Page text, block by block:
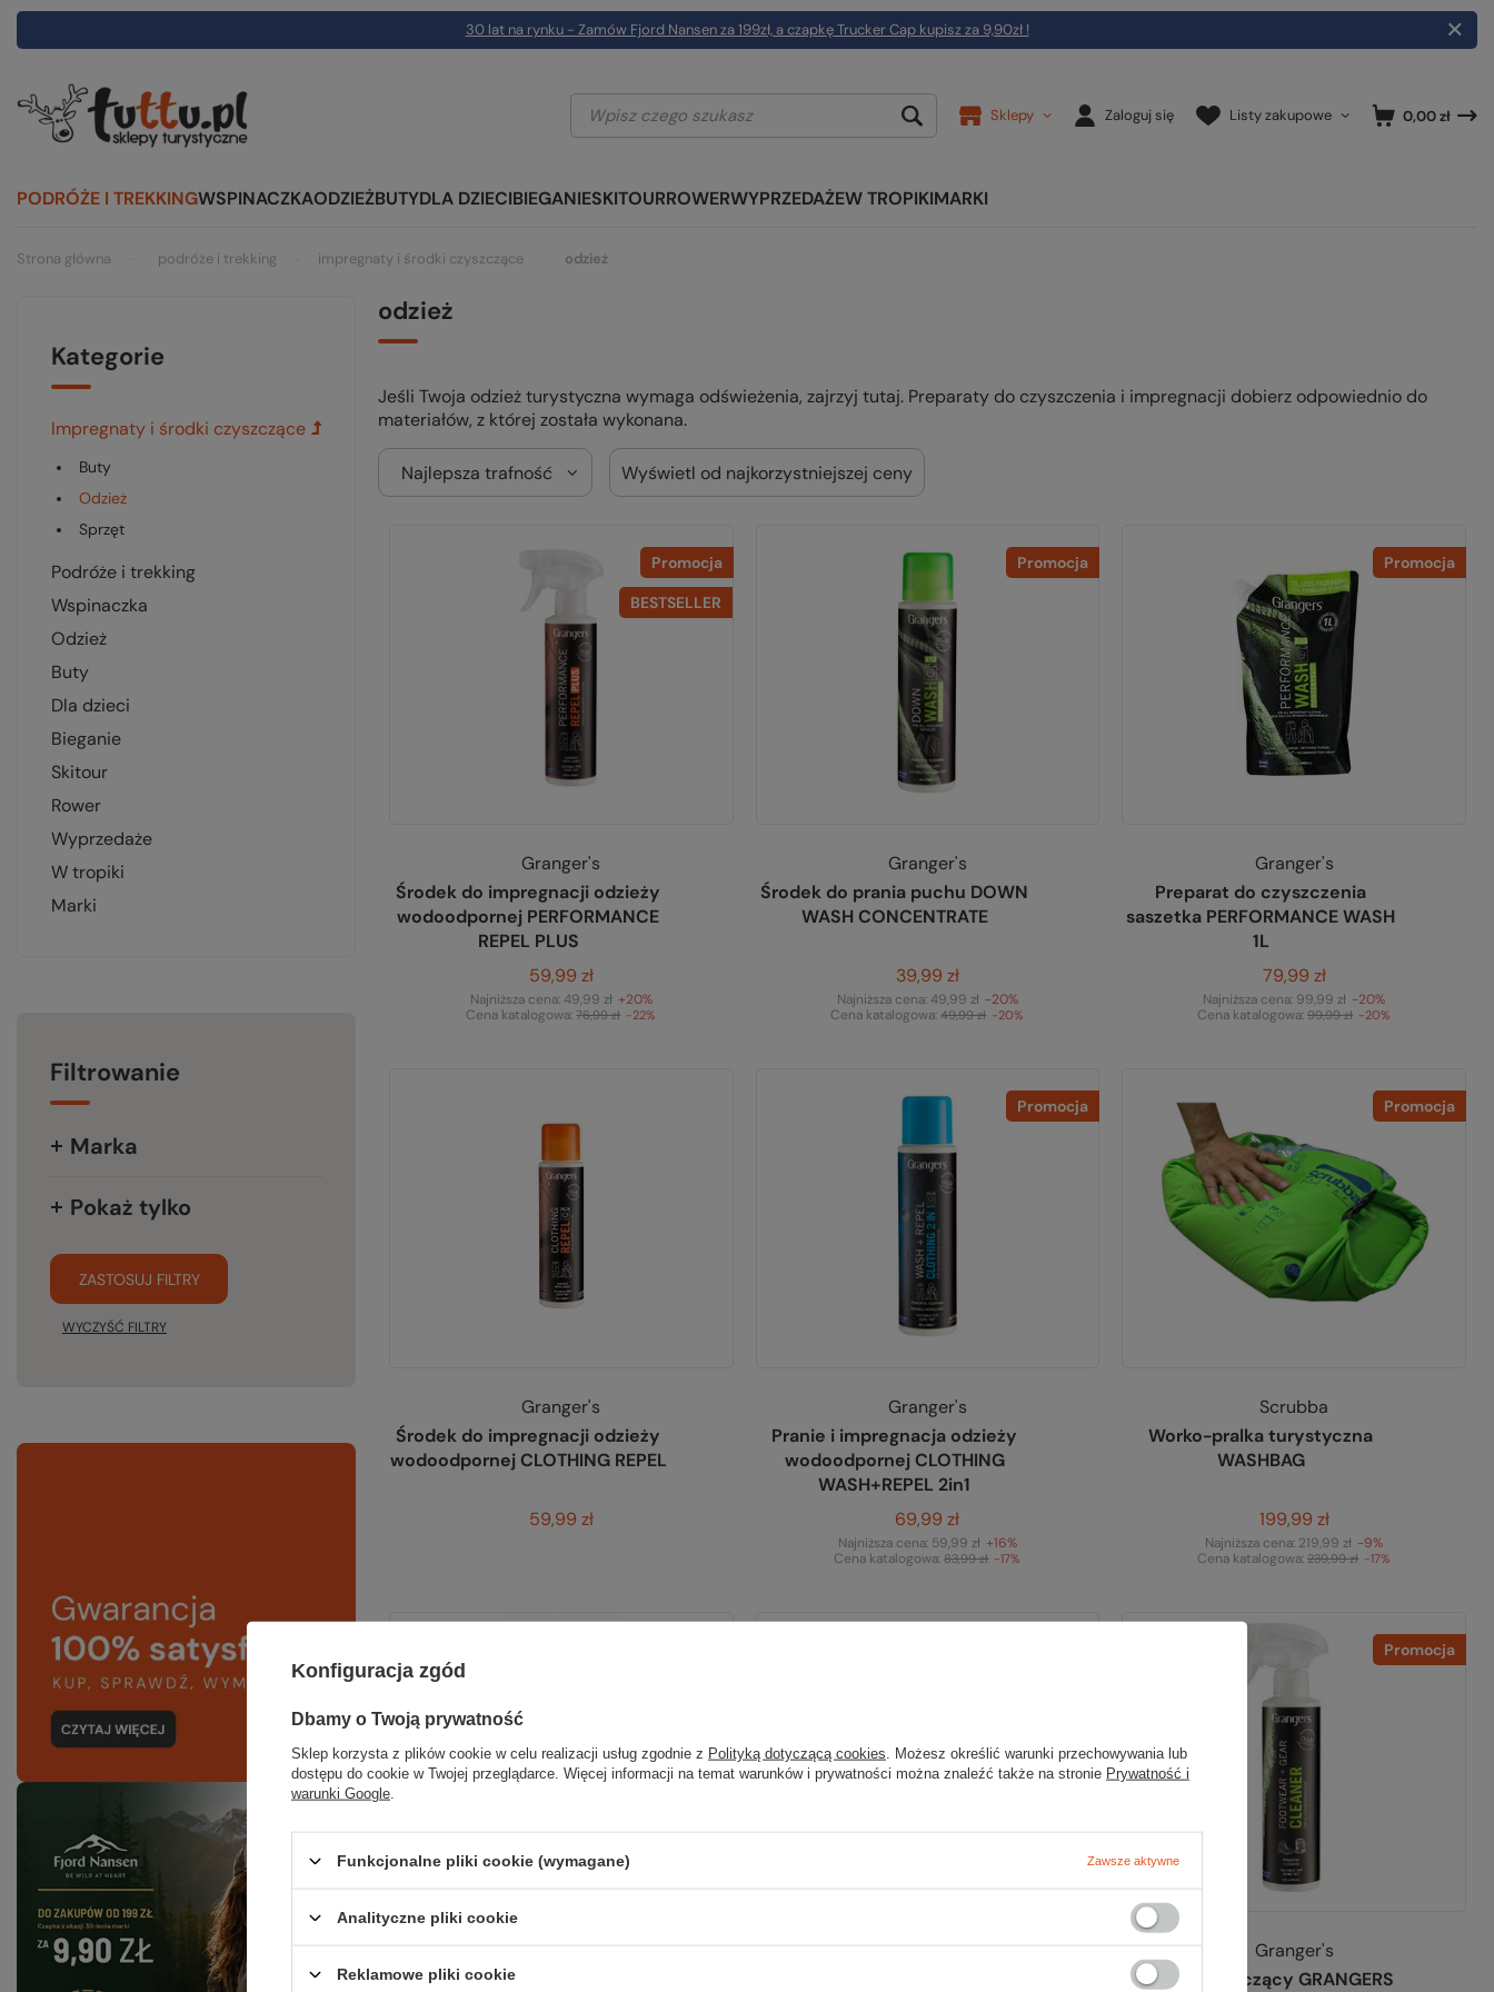
30 lat na rynku - Zamów Fjord Nansen za 199zł, a czapkę Trucker Cap kupisz za 9,90zł !
Sklepy Zaloguj się Listy zakupowe 0,00 zł
PODRÓŻE I TREKKINGWSPINACZKAODZIEŻBUTYDLA DZIECIBIEGANIESKITOURROWERWYPRZEDAŻEW TROPIKIMARKI
Strona główna podróże i trekking impregnaty i środki czyszczące odzież
Kategorie
impregnaty i środki czyszczące
buty
odzież
sprzęt
podróże i trekking
wspinaczka
odzież
buty
dla dzieci
bieganie
skitour
rower
wyprzedaże
w tropiki
marki
Filtrowanie
Marka
Pokaż tylko
ZASTOSUJ FILTRY
WYCZYŚĆ FILTRY
odzież
Jeśli Twoja odzież turystyczna wymaga odświeżenia, zajrzyj tutaj. Preparaty do czyszczenia i impregnacji dobierz odpowiednio do
materiałów, z której została wykonana.
Najlepsza trafność Wyświetl od najkorzystniejszej ceny
Promocja
BESTSELLER
Granger's
Środek do impregnacji odzieży
wodoodpornej PERFORMANCE
REPEL PLUS
59,99 zł
Najniższa cena:49,99 zł +20%
Cena katalogowa:76,99 zł -22%
Promocja
Granger's
Środek do prania puchu DOWN
WASH CONCENTRATE
39,99 zł
Najniższa cena:49,99 zł -20%
Cena katalogowa:49,99 zł -20%
Promocja
Granger's
Preparat do czyszczenia
saszetka PERFORMANCE WASH
1L
79,99 zł
Najniższa cena: 99,99 zł -20%
Cena katalogowa:99,99 zł -20%
Granger's
Środek do impregnacji odzieży
wodoodpornej CLOTHING REPEL
59,99 zł
Promocja
Granger's
Pranie i impregnacja odzieży
wodoodpornej CLOTHING
WASH+REPEL 2in1
69,99 zł
Najniższa cena: 59,99 zł +16%
Cena katalogowa:83,99 zł -17%
Promocja
Scrubba
Worko-pralka turystyczna
WASHBAG
199,99 zł
Najniższa cena: 219,99 zł -9%
Cena katalogowa:239,99 zł -17%
Środek do prania puchu i
Promocja
Granger's
Środek czyszczący GRANGERS
Konfiguracja zgód
Dbamy o Twoją prywatność
Sklep korzysta z plików cookie w celu realizacji usług zgodnie z Polityką dotyczącą cookies . Możesz określić warunki przechowywania lub
dostępu do cookie w Twojej przeglądarce. Więcej informacji na temat warunków i prywatności można znaleźć także na stronie Prywatność i
warunki Google
Funkcjonalne pliki cookie (wymagane) Zawsze aktywne
Analityczne pliki cookie
Reklamowe pliki cookie